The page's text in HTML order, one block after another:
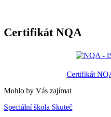
Certifikát NQA
Certifikát
Mohlo by Vás zajímat
Speciální škola Skuteč